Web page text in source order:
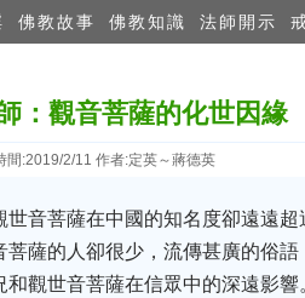
佛教故事 佛教知識 法師開示
：觀音菩薩的​化世因緣
間:2019/2/11 作者:定英～蔣德英
音菩薩在中國的知名度卻遠遠
薩的人卻很少，流傳甚廣的俗
觀世音菩薩在信眾中的深遠影